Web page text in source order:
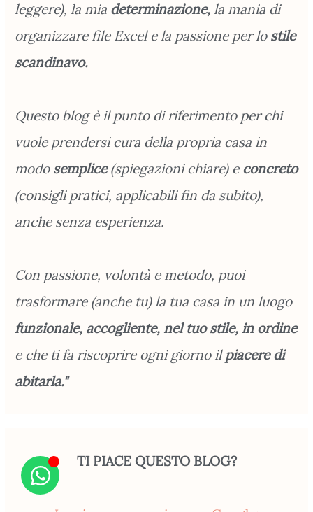
leggere), la mia determinazione, la mania di
organizzare file Excel e la passione per lo stile
scandinavo.
Questo blog è il punto di riferimento per chi
vuole prendersi cura della propria casa in
modo semplice(spiegazioni chiare) e concreto
(consigli pratici, applicabili fin da subito),
anche senza esperienza.
Con passione, volontà e metodo, puoi
trasformare (anche tu) la tua casa in un luogo
funzionale, accogliente, nel tuo stile, in ordine
e che ti fa riscoprire ogni giorno ilpiacere di
abitarla."
TI PIACE QUESTO BLOG?